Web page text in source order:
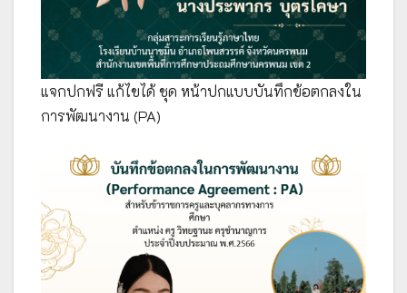
แจกปกฟรี แก้ไขได้ ชุด หน้าปกแบบบันทึกข้อตกลงใน
การพัฒนางาน (PA)